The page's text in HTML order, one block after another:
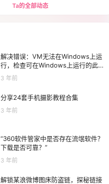
Ta的全部动态
解决错误：VM无法在Windows上运
行，检查可在Windows上运行的此应
用的更新版本
3 年前
分享24套手机摄影教程合集
3 年前
“360软件管家中是否存在流氓软件？
下载是否可靠？”
3 年前
解锁某浪微博图床防盗链，探秘链接